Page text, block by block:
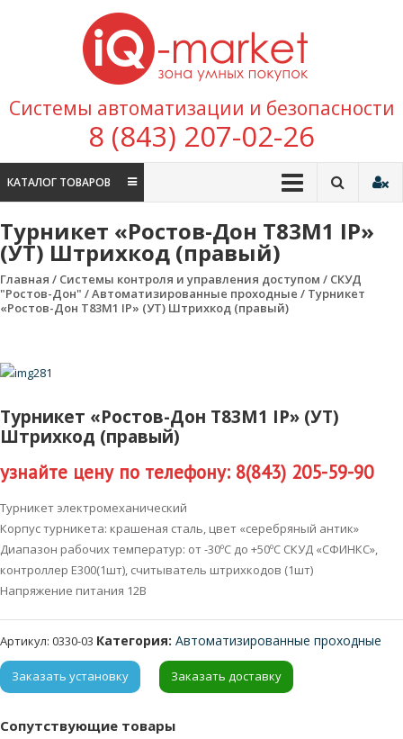
Перейти к содержимому
покупок
Системы автоматизации и безопасности
8 (843) 207-02-26
КАТАЛОГ ТОВАРОВ
Турникет «Ростов-Дон Т83М1 IP»
(УТ) Штрихкод (правый)
Главная / Системы контроля и управления доступом / СКУД
"Ростов-Дон" /Автоматизированные проходные / Турникет
«Ростов-Дон Т83М1 IP» (УТ) Штрихкод (правый)
Турникет «Ростов-Дон Т83М1 IP» (УТ)
Штрихкод (правый)
узнайте цену по телефону: 8(843) 205-59-90
Турникет электромеханический
Корпус турникета: крашеная сталь, цвет «серебряный антик»
Диапазон рабочих температур: от -30ºС до +50ºС СКУД «СФИНКС»,
контроллер Е300(1шт), считыватель штрихкодов (1шт)
Напряжение питания 12В
Артикул: 0330-03 Категория: Автоматизированные проходные
Заказать установку Заказать доставку
Сопутствующие товары